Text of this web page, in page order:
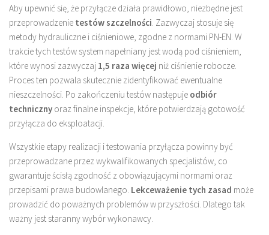
Aby upewnić się, że przyłącze działa prawidłowo, niezbędne jest
przeprowadzenie testów szczelności. Zazwyczaj stosuje się
metody hydrauliczne i ciśnieniowe, zgodne z normami PN-EN. W
trakcie tych testów system napełniany jest wodą pod ciśnieniem,
które wynosi zazwyczaj 1,5 raza więcej niż ciśnienie robocze.
Proces ten pozwala skutecznie zidentyfikować ewentualne
nieszczelności. Po zakończeniu testów następuje odbiór
techniczny oraz finalne inspekcje, które potwierdzają gotowość
przyłącza do eksploatacji.
Wszystkie etapy realizacji i testowania przyłącza powinny być
przeprowadzane przez wykwalifikowanych specjalistów, co
gwarantuje ścisłą zgodność z obowiązującymi normami oraz
przepisami prawa budowlanego. Lekceważenie tych zasad może
prowadzić do poważnych problemów w przyszłości. Dlatego tak
ważny jest staranny wybór wykonawcy.